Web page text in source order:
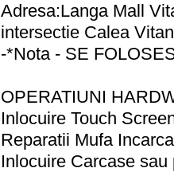
Adresa:Langa Mall
intersectie Calea
-*Nota - SE
OPERATIUNI
Inlocuire Touch
Reparatii Mufa
Inlocuire Carcase